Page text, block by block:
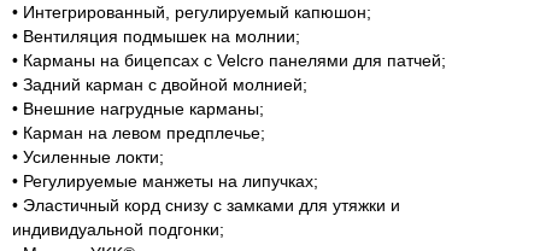
• Интегрированный, регулируемый капюшон;
• Вентиляция подмышек на молнии;
• Карманы на бицепсах с Velcro панелями для патчей;
• Задний карман с двойной молнией;
• Внешние нагрудные карманы;
• Карман на левом предплечье;
• Усиленные локти;
• Регулируемые манжеты на липучках;
• Эластичный корд снизу с замками для утяжки и
индивидуальной подгонки;